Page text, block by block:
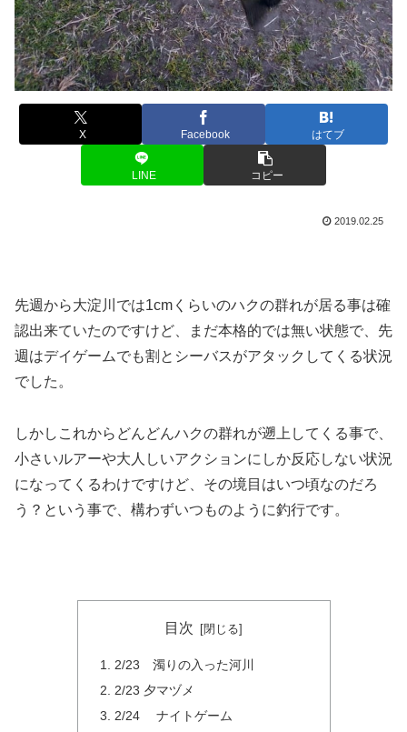
X Facebook はてブ
LINE コピー
2019.02.25
先週から大淀川では1cmくらいのハクの群れが居る事は確
認出来ていたのですけど、まだ本格的では無い状態で、先
週はデイゲームでも割とシーバスがアタックしてくる状況
でした。
しかしこれからどんどんハクの群れが遡上してくる事で、
小さいルアーや大人しいアクションにしか反応しない状況
になってくるわけですけど、その境目はいつ頃なのだろ
う？という事で、構わずいつものように釣行です。
目次
2/23 濁りの入った河川
2/23 夕マヅメ
2/24 ナイトゲーム